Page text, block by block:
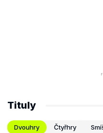
Tituly
Dvouhry Čtyřhry